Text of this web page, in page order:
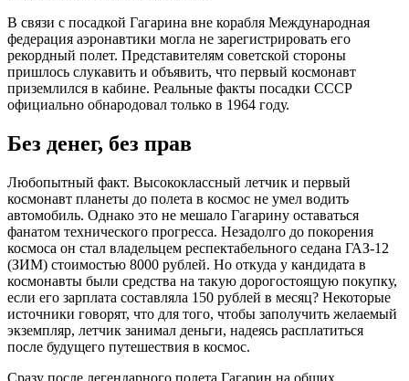
В связи с посадкой Гагарина вне корабля Международная
федерация аэронавтики могла не зарегистрировать его
рекордный полет. Представителям советской стороны
пришлось слукавить и объявить, что первый космонавт
приземлился в кабине. Реальные факты посадки СССР
официально обнародовал только в 1964 году.
Без денег, без прав
Любопытный факт. Высококлассный летчик и первый
космонавт планеты до полета в космос не умел водить
автомобиль. Однако это не мешало Гагарину оставаться
фанатом технического прогресса. Незадолго до покорения
космоса он стал владельцем респектабельного седана ГАЗ-12
(ЗИМ) стоимостью 8000 рублей. Но откуда у кандидата в
космонавты были средства на такую дорогостоящую покупку,
если его зарплата составляла 150 рублей в месяц? Некоторые
источники говорят, что для того, чтобы заполучить желаемый
экземпляр, летчик занимал деньги, надеясь расплатиться
после будущего путешествия в космос.
Сразу после легендарного полета Гагарин на общих